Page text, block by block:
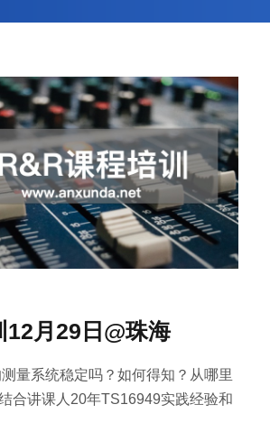
12月29日@珠海
量系统稳定吗？如何得知？从哪里
合讲课人20年TS16949实践经验和